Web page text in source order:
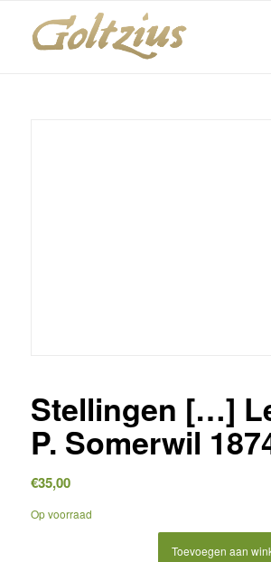
Stellingen […]
P. Somerwil
€35,00
Op voorraad
Toevoegen aan